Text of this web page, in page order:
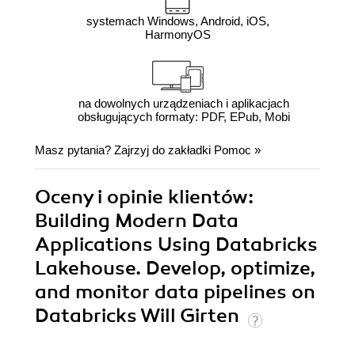
systemach Windows, Android, iOS,
HarmonyOS
na dowolnych urządzeniach i aplikacjach
obsługujących formaty: PDF, EPub, Mobi
Masz pytania? Zajrzyj do zakładki Pomoc »
Oceny i opinie klientów:
Building Modern Data
Applications Using Databricks
Lakehouse. Develop, optimize,
and monitor data pipelines on
Databricks Will Girten